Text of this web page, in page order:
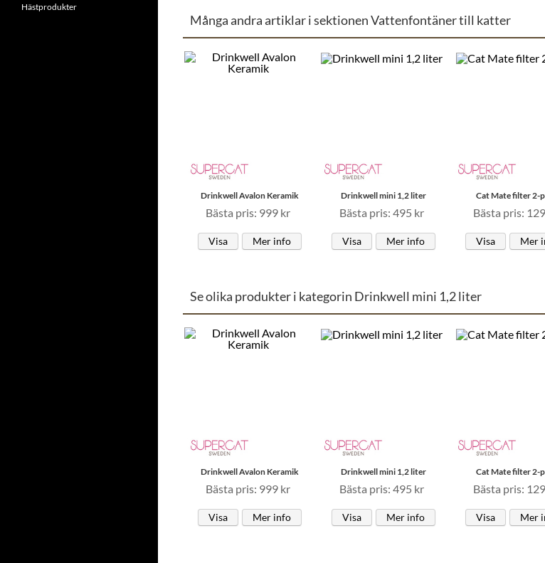
Många andra artiklar i sektionen Vattenfontäner till katter
Drinkwell Avalon Keramik
Bästa pris: 999 kr
Visa Mer info
Drinkwell mini 1,2 liter
Bästa pris: 495 kr
Visa Mer info
Cat Mate filter 2-
Bästa pris:
Visa Mer
Se olika produkter i kategorin Drinkwell mini 1,2 liter
Drinkwell Avalon Keramik
Bästa pris: 999 kr
Visa Mer info
Drinkwell mini 1,2 liter
Bästa pris: 495 kr
Visa Mer info
Cat Mate filter 2-
Bästa pris:
Visa Mer
Hästprodukter